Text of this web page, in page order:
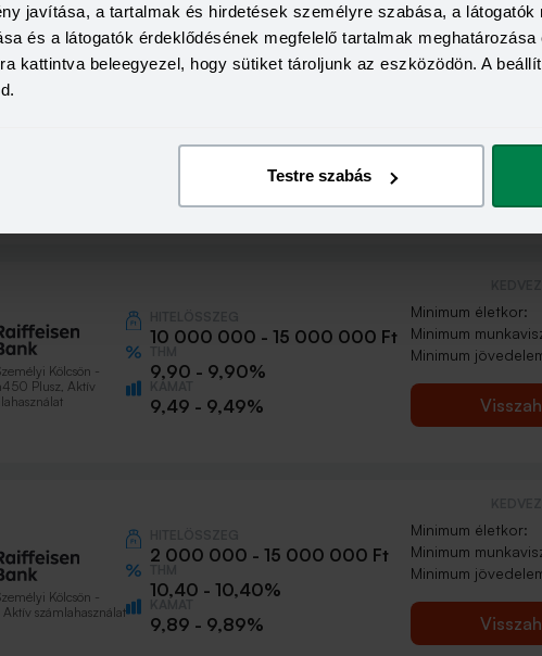
javítása, a tartalmak és hirdetések személyre szabása, a
és a látogatók érdeklődésének megfelelő tartalmak
kattintva beleegyezel, hogy sütiket tároljunk az eszközödön. A
Testre szabás
12,70 - 12,70%
Kölcsön -
Plusz, Aktív
10 000 000 - 15 000 000 Ft
9,90 - 9,90%
KAMAT
9,49 - 9,49%
Minimum életkor:
Minimum
Minimum
Kölcsön -
számlahasználat
2 000 000 - 15 000 000 Ft
10,40 - 10,40%
KAMAT
9,89 - 9,89%
Minimum életkor:
Minimum
Minimum